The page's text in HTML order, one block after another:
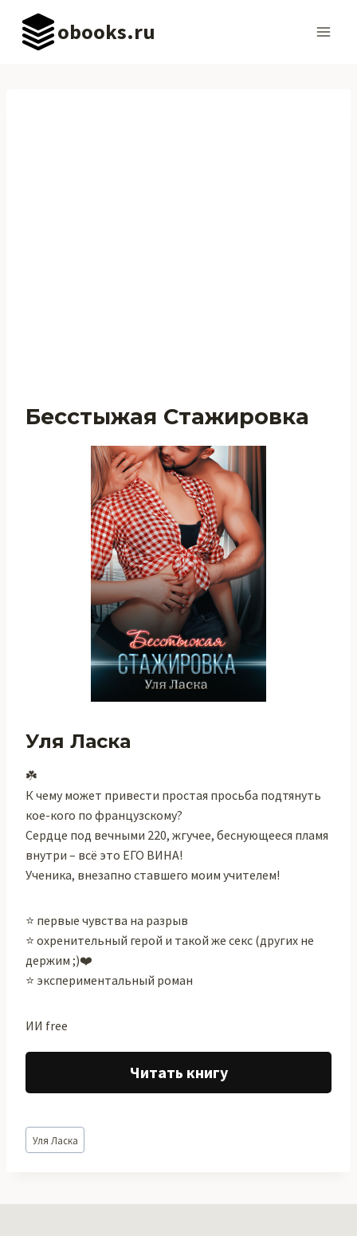
Перейти
содержимому
obooks.ru
Бесстыжая Стажировка
Уля Ласка
☘️
К чему может привести простая просьба подтянуть
кое-кого по французскому?
Сердце под вечными 220, жгучее, беснующееся пламя
внутри – всё это ЕГО ВИНА!
Ученика, внезапно ставшего моим учителем!
⭐ первые чувства на разрыв
⭐ охренительный герой и такой же секс (других не
держим ;)❤️
⭐ экспериментальный роман
ИИ free
Читать книгу
Метки
записи:
Уля Ласка